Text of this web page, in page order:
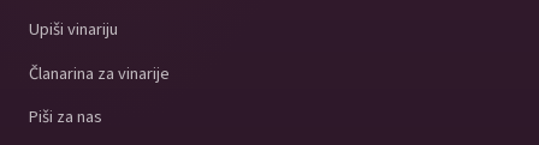
Upiši vinariju
Članarina za vinarije
Piši za nas